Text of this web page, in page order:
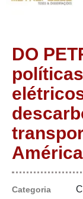
DO
Categoria